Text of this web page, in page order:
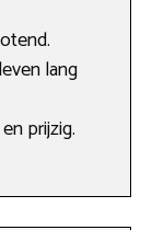
lang
prijzig.